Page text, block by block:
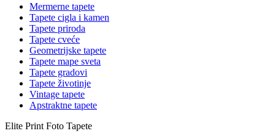
Mermerne tapete
Tapete cigla i kamen
Tapete priroda
Tapete cveće
Geometrijske tapete
Tapete mape sveta
Tapete gradovi
Tapete životinje
Vintage tapete
Apstraktne tapete
Elite Print Foto Tapete